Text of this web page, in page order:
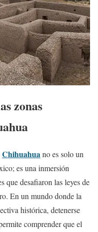
zonas
Chihuahuano es solo un
es una inmersión
que desafiaron las leyes de
En un mundo donde la
histórica, detenerse
comprender que el